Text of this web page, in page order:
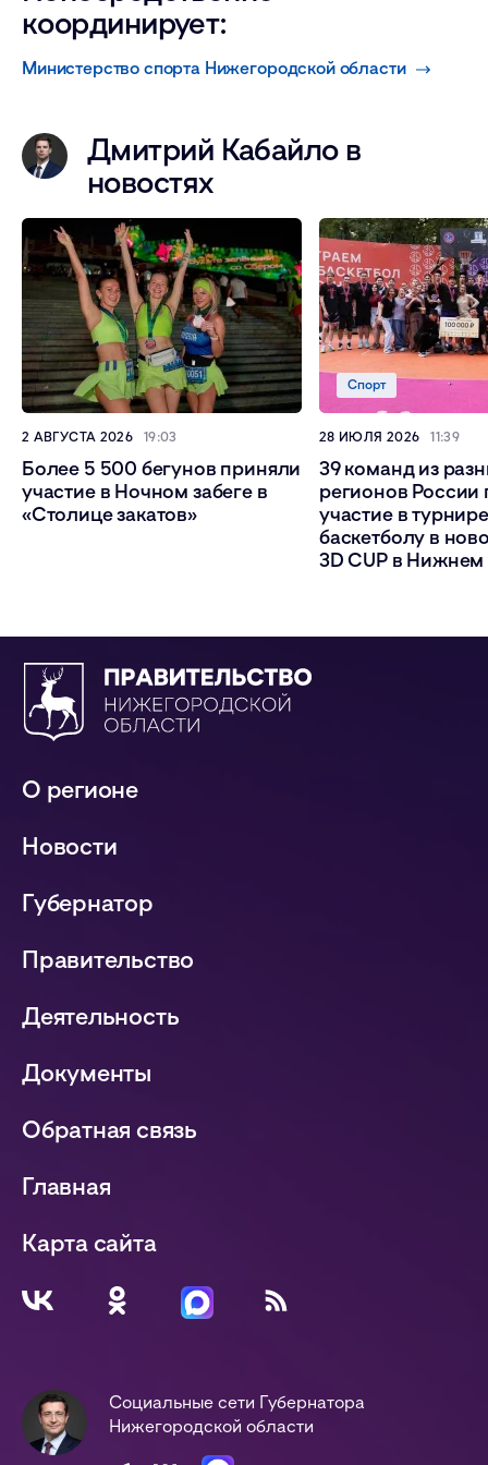
координирует:
Министерство спорта Нижегородской области
Дмитрий Кабайло в
новостях
Более 5 500 бегунов приняли
участие в Ночном забеге в
«Столице закатов»
2 АВГУСТА 2026 19:03
39 команд из
регионов России
участие в
баскетболу в
3D CUP в
Спорт
28 ИЮЛЯ 2026 11:39
О регионе
Новости
Губернатор
Правительство
Деятельность
Документы
Обратная связь
Главная
Карта сайта
Социальные сети Губернатора
Нижегородской области